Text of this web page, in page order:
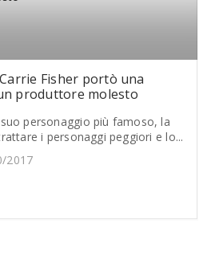
Fisher portò una
produttore molesto
personaggio più famoso, la
i personaggi peggiori e lo...
2017